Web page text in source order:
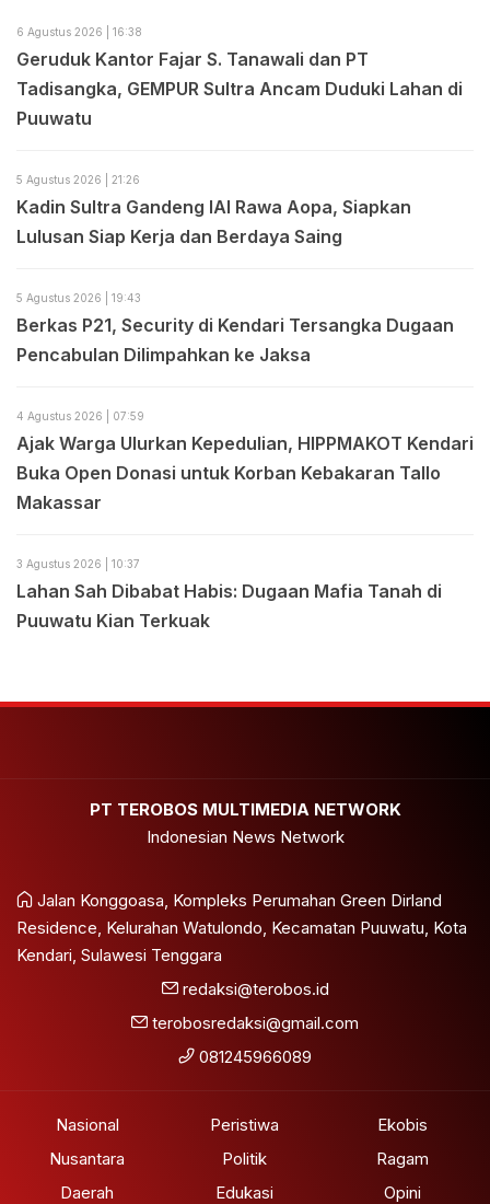
6 Agustus 2026 | 16:38
Geruduk Kantor Fajar S. Tanawali dan PT
Tadisangka, GEMPUR Sultra Ancam Duduki Lahan di
Puuwatu
5 Agustus 2026 | 21:26
Kadin Sultra Gandeng IAI Rawa Aopa, Siapkan
Lulusan Siap Kerja dan Berdaya Saing
5 Agustus 2026 | 19:43
Berkas P21, Security di Kendari Tersangka Dugaan
Pencabulan Dilimpahkan ke Jaksa
4 Agustus 2026 | 07:59
Ajak Warga Ulurkan Kepedulian, HIPPMAKOT Kendari
Buka Open Donasi untuk Korban Kebakaran Tallo
Makassar
3 Agustus 2026 | 10:37
Lahan Sah Dibabat Habis: Dugaan Mafia Tanah di
Puuwatu Kian Terkuak
PT TEROBOS MULTIMEDIA NETWORK
Indonesian News Network
Jalan Konggoasa, Kompleks Perumahan Green Dirland
Residence, Kelurahan Watulondo, Kecamatan Puuwatu, Kota
Kendari, Sulawesi Tenggara
redaksi@terobos.id
terobosredaksi@gmail.com
081245966089
Nasional
Nusantara
Daerah
Peristiwa
Politik
Edukasi
Ekobis
Ragam
Opini